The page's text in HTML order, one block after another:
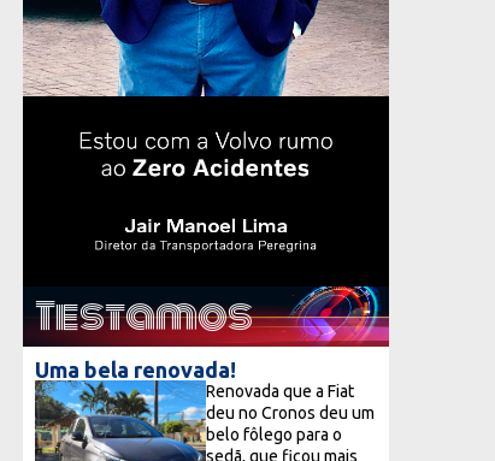
Testamos
Uma bela renovada!
Renovada que a Fiat
deu no Cronos deu um
belo fôlego para o
sedã, que ficou mais